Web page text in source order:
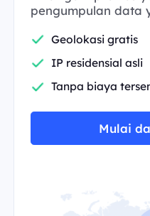
pengumpulan data
Geolokasi gratis
IP residensial asli
Tanpa biaya
Mulai